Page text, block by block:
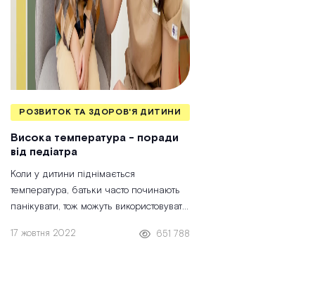
РОЗВИТОК ТА ЗДОРОВ'Я ДИТИНИ
Висока температура - поради
від педіатра
Коли у дитини піднімається
температура, батьки часто починають
панікувати, тож можуть використовувати
Як
17 жовтня 2022 651 788